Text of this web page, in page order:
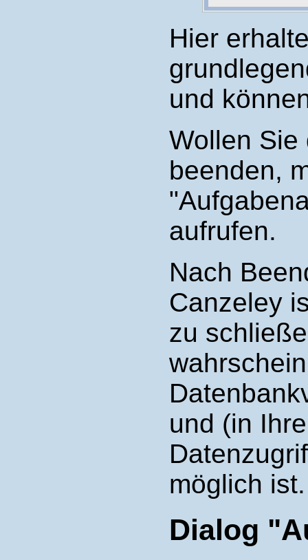
Hier
und
Wollen Sie
beenden,
aufrufen.
Nach
Canzeley
zu
und (in
möglich ist.
Dialog